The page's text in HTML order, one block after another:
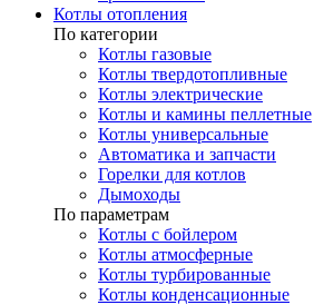
Котлы отопления
По категории
Котлы газовые
Котлы твердотопливные
Котлы электрические
Котлы и камины пеллетные
Котлы универсальные
Автоматика и запчасти
Горелки для котлов
Дымоходы
По параметрам
Котлы с бойлером
Котлы атмосферные
Котлы турбированные
Котлы конденсационные